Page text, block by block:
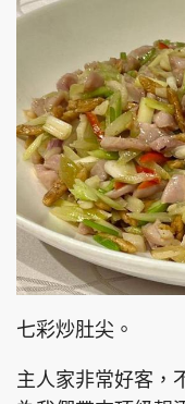
關於我們
聯絡我們
隱私政策聲明
Copyright © 東周
七彩炒肚尖。
主人家非常好客，